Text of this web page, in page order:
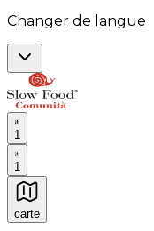
Changer de langue
1
1
carte